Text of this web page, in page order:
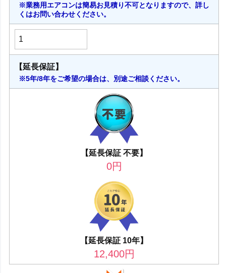
※業務用エアコンは簡易お見積り不可となりますので、詳し
くはお問い合わせください。
【延長保証】
※5年/8年をご希望の場合は、別途ご相談ください。
【延長保証 不要】
0円
【延長保証 10年】
12,400円